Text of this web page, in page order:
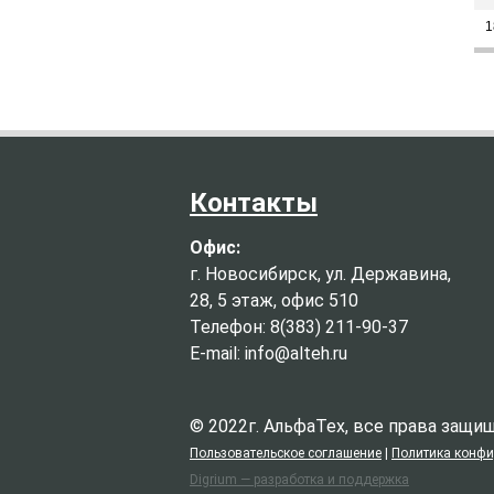
Контакты
Офис:
г. Новосибирск, ул. Державина,
28, 5 этаж, офис 510
Телефон: 8(383) 211-90-37
E-mail: info@alteh.ru
© 2022г. АльфаТех, все права
Пользовательское соглашение
Политика
Digrium — разработка и поддержка